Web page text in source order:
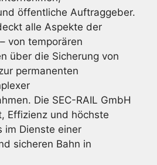
öffentliche Auftraggeber.
alle Aspekte der
von temporären
über die Sicherung von
permanenten
Die SEC-RAIL GmbH
Effizienz und höchste
im Dienste einer
sicheren Bahn in